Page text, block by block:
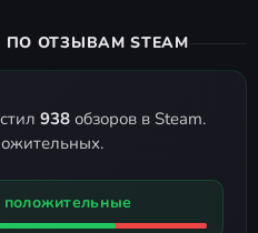
ОТЗЫВАМ STEAM
938 обзоров в Steam.